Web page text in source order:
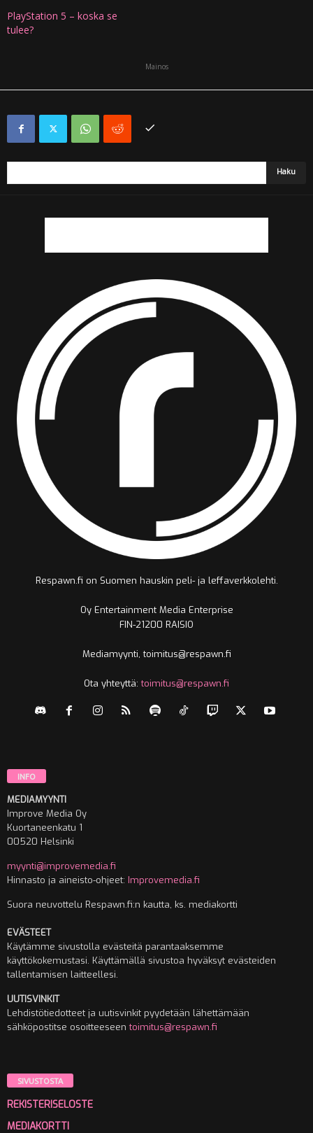
PlayStation 5 – koska se
tulee?
Mainos
Respawn.fi on Suomen hauskin peli- ja leffaverkkolehti.
Oy Entertainment Media Enterprise
FIN-21200 RAISIO
Mediamyynti, toimitus@respawn.fi
Ota yhteyttä:toimitus@respawn.fi
INFO
MEDIAMYYNTI
Improve Media Oy
Kuortaneenkatu 1
00520 Helsinki
myynti@improvemedia.fi
Hinnasto ja aineisto-ohjeet: Improvemedia.fi
Suora neuvottelu Respawn.fi:n kautta, ks. mediakortti
EVÄSTEET
Käytämme sivustolla evästeitä parantaaksemme
käyttökokemustasi. Käyttämällä sivustoa hyväksyt evästeiden
tallentamisen laitteellesi.
UUTISVINKIT
Lehdistötiedotteet ja uutisvinkit pyydetään lähettämään
sähköpostitse osoitteeseentoimitus@respawn.fi
SIVUSTOSTA
REKISTERISELOSTE
MEDIAKORTTI